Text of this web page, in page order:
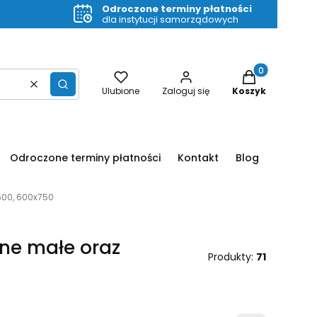
Odroczone terminy płatności
dla instytucji samorządowych
Wyczyść
Szukaj Ulubione Zaloguj się
Produkty w
Koszyk
Odroczone terminy płatności Kontakt Blog
600x750
małe oraz Produkty: 71